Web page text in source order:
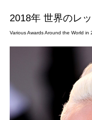
2018年 世界のレ
Various Awards Around the World in